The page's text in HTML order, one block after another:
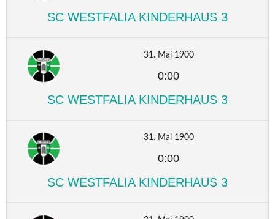
SC WESTFALIA KINDERHAUS 3
31. Mai 1900
0:00
SC WESTFALIA KINDERHAUS 3
31. Mai 1900
0:00
SC WESTFALIA KINDERHAUS 3